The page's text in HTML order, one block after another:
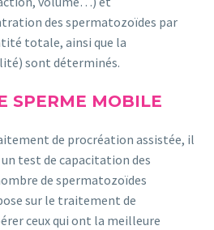
des spermatozoïdes par
totale, ainsi que la
sont déterminés.
SPERME MOBILE
de procréation assistée, il
test de capacitation des
de spermatozoïdes
sur le traitement de
ceux qui ont la meilleure